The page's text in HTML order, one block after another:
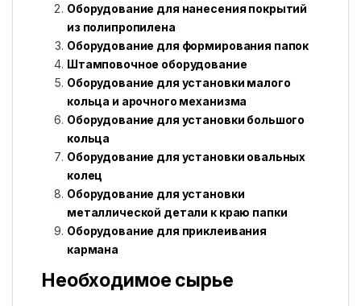
Оборудование для нанесения покрытий
из полипропилена
Оборудование для формирования папок
Штамповочное оборудование
Оборудование для установки малого
кольца и арочного механизма
Оборудование для установки большого
кольца
Оборудование для установки овальных
колец
Оборудование для установки
металлической детали к краю папки
Оборудование для приклеивания
кармана
Необходимое сырье